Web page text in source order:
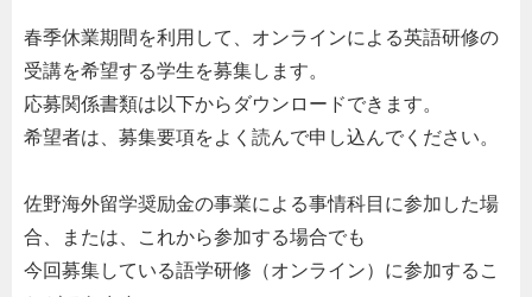
春季休業期間を利用して、オンラインによる英語研修の
受講を希望する学生を募集します。
応募関係書類は以下からダウンロードできます。
希望者は、募集要項をよく読んで申し込んでください。
佐野海外留学奨励金の事業による事情科目に参加した場
合、または、これから参加する場合でも
今回募集している語学研修（オンライン）に参加するこ